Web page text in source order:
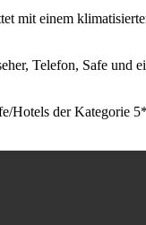
einem
Telefon, Safe
Hotels der